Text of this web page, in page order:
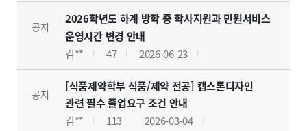
공지
2026학년도 하계 방학 중 학사지원과 민원서비스
운영시간 변경 안내
김**
47 2026-06-23
공지
[식품제약학부 식품/제약 전공] 캡스톤디자인
관련 필수 졸업요구 조건 안내
김**
113 2026-03-04